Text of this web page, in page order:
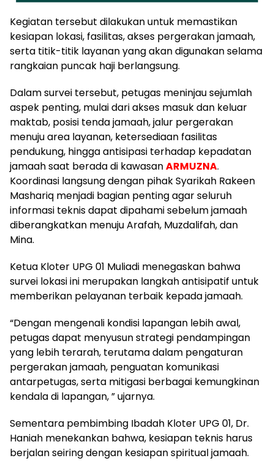
Kegiatan tersebut dilakukan untuk memastikan
kesiapan lokasi, fasilitas, akses pergerakan jamaah,
serta titik-titik layanan yang akan digunakan selama
rangkaian puncak haji berlangsung.
Dalam survei tersebut, petugas meninjau sejumlah
aspek penting, mulai dari akses masuk dan keluar
maktab, posisi tenda jamaah, jalur pergerakan
menuju area layanan, ketersediaan fasilitas
pendukung, hingga antisipasi terhadap kepadatan
jamaah saat berada di kawasanARMUZNA.
Koordinasi langsung dengan pihak Syarikah Rakeen
Mashariq menjadi bagian penting agar seluruh
informasi teknis dapat dipahami sebelum jamaah
diberangkatkan menuju Arafah, Muzdalifah, dan
Mina.
Ketua Kloter UPG 01 Muliadi menegaskan bahwa
survei lokasi ini merupakan langkah antisipatif untuk
memberikan pelayanan terbaik kepada jamaah.
“Dengan mengenali kondisi lapangan lebih awal,
petugas dapat menyusun strategi pendampingan
yang lebih terarah, terutama dalam pengaturan
pergerakan jamaah, penguatan komunikasi
antarpetugas, serta mitigasi berbagai kemungkinan
kendala di lapangan, ” ujarnya.
Sementara pembimbing Ibadah Kloter UPG 01, Dr.
Haniah menekankan bahwa, kesiapan teknis harus
berjalan seiring dengan kesiapan spiritual jamaah.